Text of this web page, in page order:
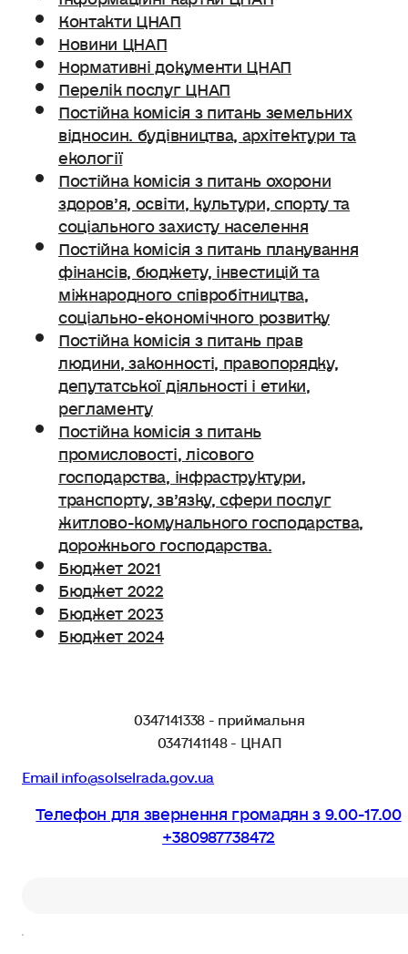
Контакти ЦНАП
Новини ЦНАП
Нормативні документи ЦНАП
Перелік послуг ЦНАП
Постійна комісія з питань земельних
відносин. будівництва, архітектури та
екології
Постійна комісія з питань охорони
здоров’я, освіти, культури, спорту та
соціального захисту населення
Постійна комісія з питань планування
фінансів, бюджету, інвестицій та
міжнародного співробітництва,
соціально-економічного розвитку
Постійна комісія з питань прав
людини, законності, правопорядку,
депутатської діяльності і етики,
регламенту
Постійна комісія з питань
промисловості, лісового
господарства, інфраструктури,
транспорту, зв’язку, сфери послуг
житлово-комунального господарства,
дорожнього господарства.
Бюджет 2021
Бюджет 2022
Бюджет 2023
Бюджет 2024
0347141338 - приймальня
0347141148 - ЦНАП
Email info@solselrada.gov.ua
Телефон для звернення громадян з 9.00-17.00
+380987738472